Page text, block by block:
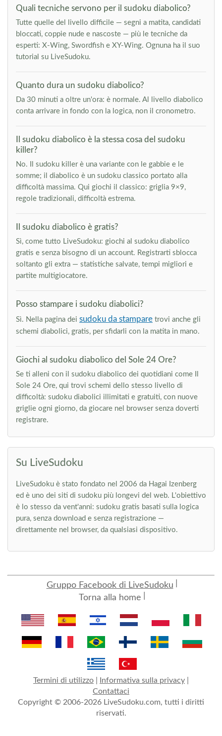
Quali tecniche servono per il sudoku diabolico?
Tutte quelle del livello difficile — segni a matita, candidati
bloccati, coppie nude e nascoste — più le tecniche da
esperti: X-Wing, Swordfish e XY-Wing. Ognuna ha il suo
tutorial su LiveSudoku.
Quanto dura un sudoku diabolico?
Da 30 minuti a oltre un'ora: è normale. Al livello diabolico
conta arrivare in fondo con la logica, non il cronometro.
Il sudoku diabolico è la stessa cosa del sudoku
killer?
No. Il sudoku killer è una variante con le gabbie e le
somme; il diabolico è un sudoku classico portato alla
difficoltà massima. Qui giochi il classico: griglia 9×9,
regole tradizionali, difficoltà estrema.
Il sudoku diabolico è gratis?
Sì, come tutto LiveSudoku: giochi al sudoku diabolico
gratis e senza bisogno di un account. Registrarti sblocca
soltanto gli extra — statistiche salvate, tempi migliori e
partite multigiocatore.
Posso stampare i sudoku diabolici?
Sì. Nella pagina dei sudoku da stampare trovi anche gli
schemi diabolici, gratis, per sfidarli con la matita in mano.
Giochi al sudoku diabolico del Sole 24 Ore?
Se ti alleni con il sudoku diabolico dei quotidiani come Il
Sole 24 Ore, qui trovi schemi dello stesso livello di
difficoltà: sudoku diabolici illimitati e gratuiti, con nuove
griglie ogni giorno, da giocare nel browser senza doverti
registrare.
Su LiveSudoku
LiveSudoku è stato fondato nel 2006 da Hagai Izenberg
ed è uno dei siti di sudoku più longevi del web. L'obiettivo
è lo stesso da vent'anni: sudoku gratis basati sulla logica
pura, senza download e senza registrazione —
direttamente nel browser, da qualsiasi dispositivo.
Gruppo Facebook di LiveSudoku
Torna alla home
Termini di utilizzo Informativa sulla privacy
Contattaci
Copyright © 2006-2026 LiveSudoku.com, tutti i diritti
riservati.